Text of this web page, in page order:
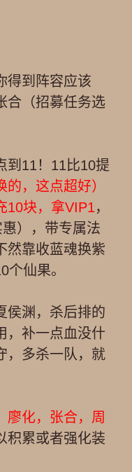
得到阵容应该
合（招募任务选
到11！11比10提
的，这点超好）
10块，拿VIP1，
），带专属法
然靠收蓝魂换紫
仙果。
侯渊，杀后排的
，补一点血没什
，多杀一队，就
廖化，张合，周
积累或者强化装